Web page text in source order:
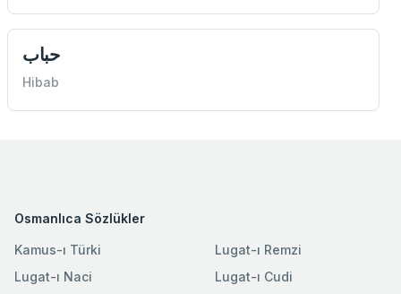
حباب
Hibab
Osmanlıca Sözlükler
Kamus-ı Türki
Lugat-ı Naci
Lugat-ı Remzi
Lugat-ı Cudi